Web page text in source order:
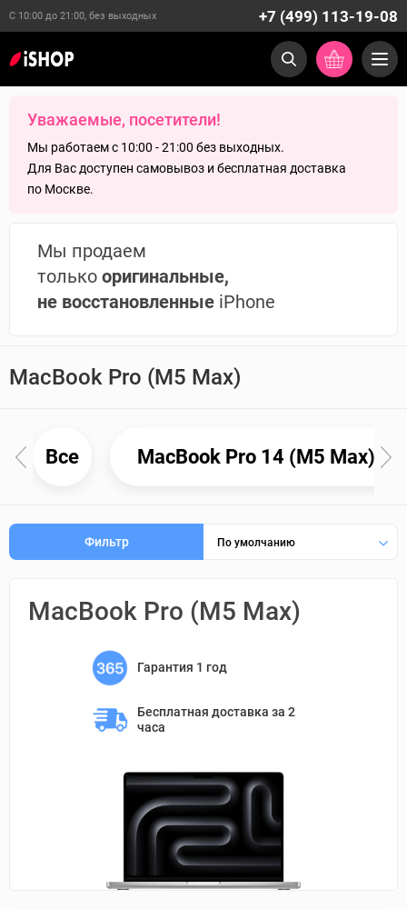
С 10:00 до 21:00, без выходных +7 (499) 113-19-08
Уважаемые, посетители!
Мы работаем с 10:00 - 21:00 без выходных.
Для Вас доступен самовывоз и бесплатная доставка
по Москве.
Мы продаем
только оригинальные,
не восстановленные iPhone
MacBook Pro (M5 Max)
Все MacBook Pro 14 (M5 Max)
Фильтр По умолчанию
MacBook Pro (M5 Max)
Гарантия 1 год
Бесплатная доставка за 2
часа